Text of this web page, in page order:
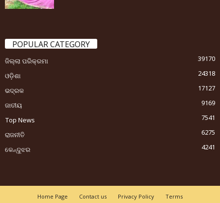
POPULAR CATEGORY
ଜିଲ୍ଲା ପରିକ୍ରମା
39170
ଓଡ଼ିଶା
24318
ଭଦ୍ରକ
17127
ଜାତୀୟ
9169
Top News
7541
ରାଜନୀତି
6275
କେନ୍ଦୁଝର
4241
Home Page Contact us Privacy Policy Terms